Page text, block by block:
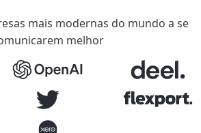
mais modernas do mundo a se
melhor